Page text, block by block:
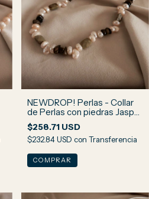
NEWDROP! Perlas - Collar
de Perlas con piedras Jaspe
Verde y Ojo de Halcón N3
$258.71 USD
$232.84 USD con Transferencia